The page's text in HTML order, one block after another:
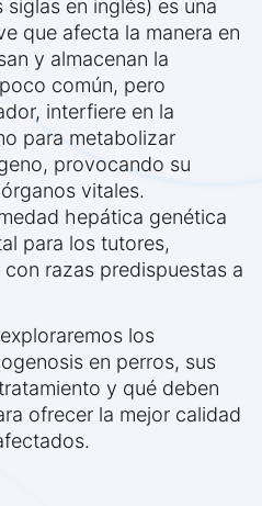
siglas en inglés) es una
que afecta la manera en
y almacenan la
común, pero
interfiere en la
para metabolizar
provocando su
vitales.
hepática genética
para los tutores,
razas predispuestas a
los
en perros, sus
y qué deben
ofrecer la mejor calidad